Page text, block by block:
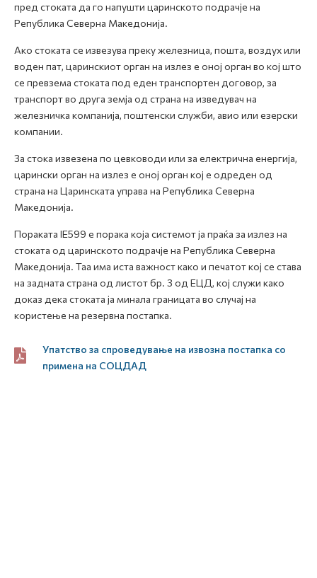
пред стоката да го напушти царинското подрачје на
Република Северна Македонија.
Ако стоката се извезува преку железница, пошта, воздух или
воден пат, царинскиот орган на излез е оној орган во кој што
се превзема стоката под еден транспортен договор, за
транспорт во друга земја од страна на изведувач на
железничка компанија, поштенски служби, авио или езерски
компании.
За стока извезена по цевководи или за електрична енергија,
царински орган на излез е оној орган кој е одреден од
страна на Царинската управа на Република Северна
Македонија.
Пораката IE599 е порака која системот ја праќа за излез на
стоката од царинското подрачје на Република Северна
Македонија. Таа има иста важност како и печатот кој се става
на задната страна од листот бр. 3 од ЕЦД, кој служи како
доказ дека стоката ја минала границата во случај на
користење на резервна постапка.
Упатство за спроведување на извозна постапка со
примена на СОЦДАД